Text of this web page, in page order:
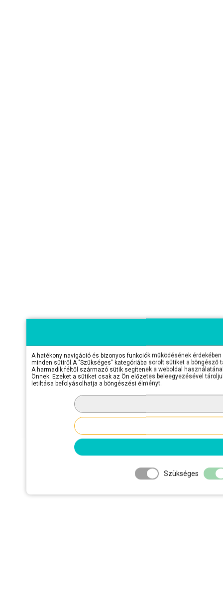
A hatékony navigáció és bizonyos funkciók működésének
minden sütiről.A "Szükséges" kategóriába sorolt sütiket a
A harmadik féltől származó sütik segítenek a weboldal
Önnek. Ezeket a sütiket csak az Ön előzetes beleegyezésével
letiltása befolyásolhatja a böngészési élményt.
Szükséges